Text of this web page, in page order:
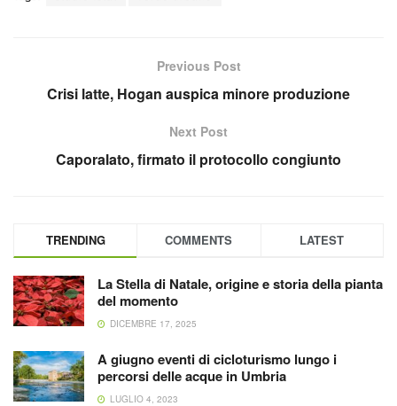
Previous Post
Crisi latte, Hogan auspica minore produzione
Next Post
Caporalato, firmato il protocollo congiunto
TRENDING COMMENTS LATEST
La Stella di Natale, origine e storia della pianta
del momento
DICEMBRE 17, 2025
A giugno eventi di cicloturismo lungo i
percorsi delle acque in Umbria
LUGLIO 4, 2023